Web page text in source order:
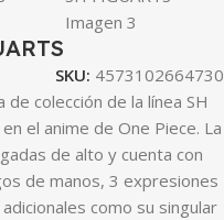
SKU: 4573102664730
colección de la línea SH
el anime de One Piece. La
de alto y cuenta con
de manos, 3 expresiones
como su singular